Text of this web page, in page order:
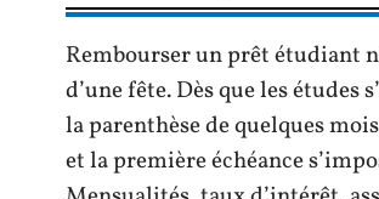
Rembourser un prêt étudiant
d’une fête. Dès que les études
la parenthèse de quelques mois
et la première échéance